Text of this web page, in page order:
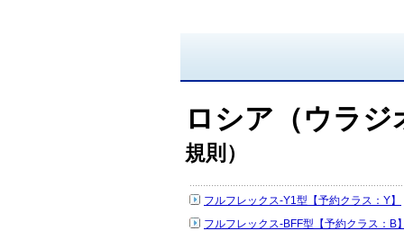
ロシア（ウラ
規則）
フルフレックス-Y1型【予約クラス：Y】
フルフレックス-BFF型【予約クラス：B